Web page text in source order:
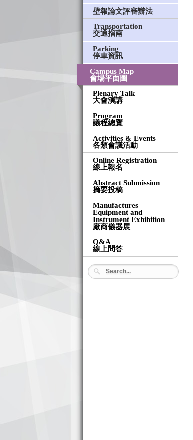
壁報論文評審辦法
Transportation
交通指南
Parking
停車資訊
Campus Map
會場平面圖
Plenary Talk
大會演講
Program
議程總覽
Activities & Events
各類會議活動
Online Registration
線上報名
Abstract Submission
摘要投稿
Manufactures
Equipment and
Instrument Exhibition
廠商儀器展
Q&A
線上問答